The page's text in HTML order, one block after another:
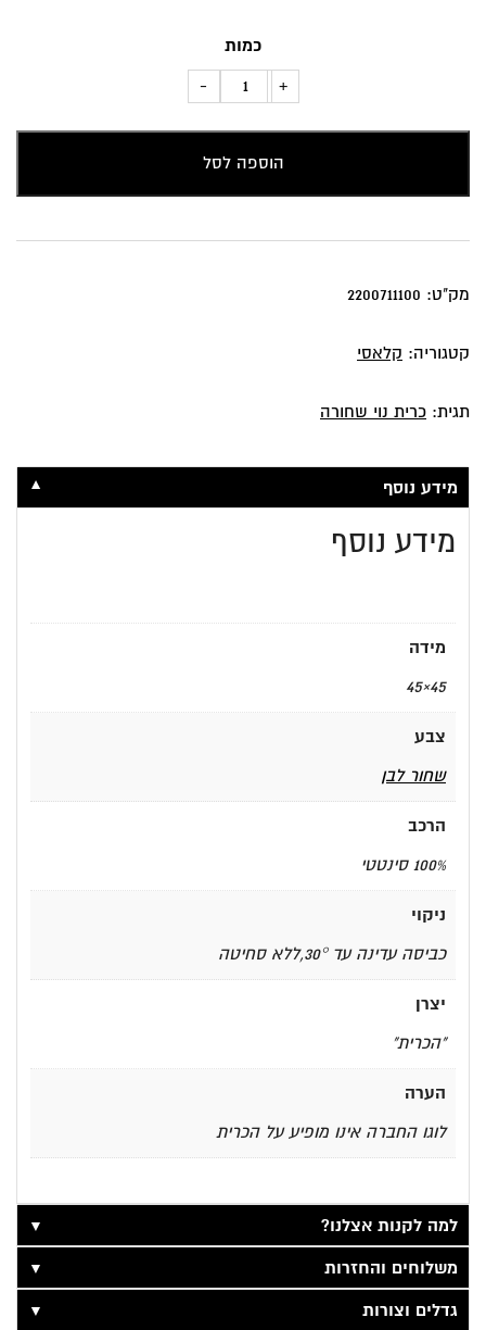
כמות
+
כמות
נוי
שחור
-
הוספה לסל
מק"ט: 2200711100
קטגוריה: קלאסי
תגית: כרית נוי שחורה
מידע נוסף ▼
מידע נוסף
מידה
45×45
צבע
שחור לבן
הרכב
100% סינטטי
ניקוי
כביסה עדינה עד 30°,ללא סחיטה
יצרן
"הכרית"
הערה
לוגו החברה אינו מופיע על הכרית
למה לקנות אצלנו?
▼
משלוחים והחזרות
▼
גדלים וצורות
▼